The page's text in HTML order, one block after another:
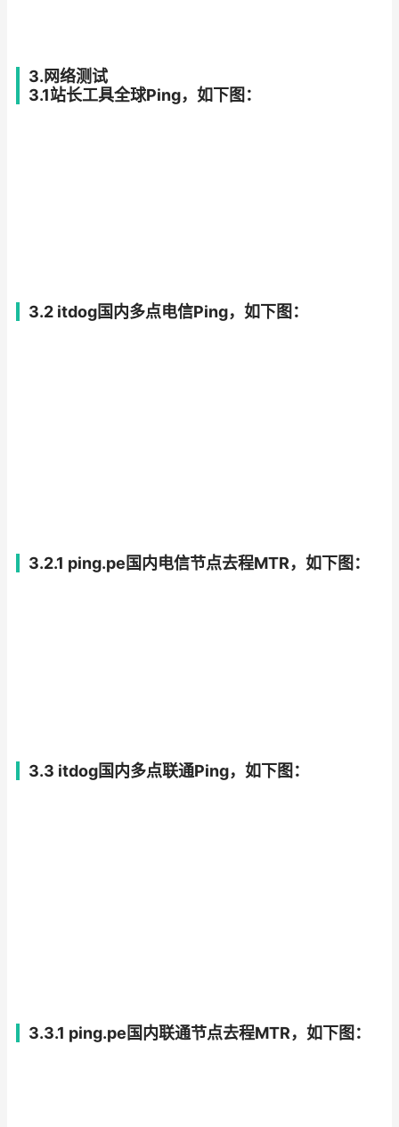
3.网络测试
3.1站长工具全球Ping，如下图：
3.2 itdog国内多点电信Ping，如下图：
3.2.1 ping.pe国内电信节点去程MTR，如下图：
3.3 itdog国内多点联通Ping，如下图：
3.3.1 ping.pe国内联通节点去程MTR，如下图：